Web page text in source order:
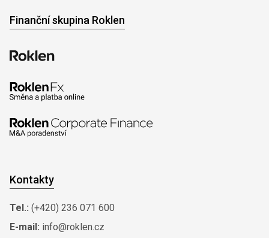
Finanční skupina Roklen
Kontakty
Tel.: (+420) 236 071 600
E-mail: info@roklen.cz